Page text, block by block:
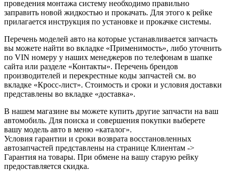
проведения монтажа систему необходимо правильно
заправить новой жидкостью и прокачать. Для этого к рейке
прилагается инструкция по установке и прокачке системы.
Перечень моделей авто на которые устанавливается запчасть
вы можете найти во вкладке «Применимость», либо уточнить
по VIN номеру у наших менеджеров по телефонам в шапке
сайта или разделе «Контакты». Перечень брендов
производителей и перекрестные коды запчастей см. во
вкладке «Кросс-лист». Стоимость и сроки и условия доставки
представлены во вкладке «доставка».
В нашем магазине вы можете купить другие запчасти на ваш
автомобиль. Для поиска и совершения покупки выберете
вашу модель авто в меню «каталог».
Условия гарантии и сроки возврата восстановленных
автозапчастей представлены на странице Клиентам ->
Гарантия на товары. При обмене на вашу старую рейку
предоставляется скидка.